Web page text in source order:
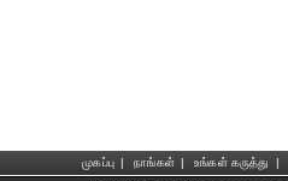
முகப்பு | நாங்கள் | உங்கள் கருத்து |